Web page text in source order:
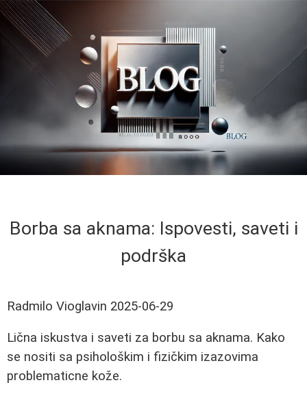
Borba sa aknama: Ispovesti, saveti i
podrška
Radmilo Vioglavin 2025-06-29
Lična iskustva i saveti za borbu sa aknama. Kako
se nositi sa psihološkim i fizičkim izazovima
problematicne kože.